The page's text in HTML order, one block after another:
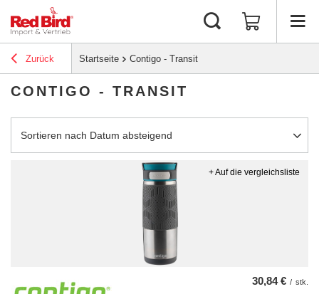
Zurück Startseite Contigo - Transit
CONTIGO - TRANSIT
Sortierung ändern
Sortieren nach Datum absteigend
30,84 € / stk.
+ Auf die vergleichsliste